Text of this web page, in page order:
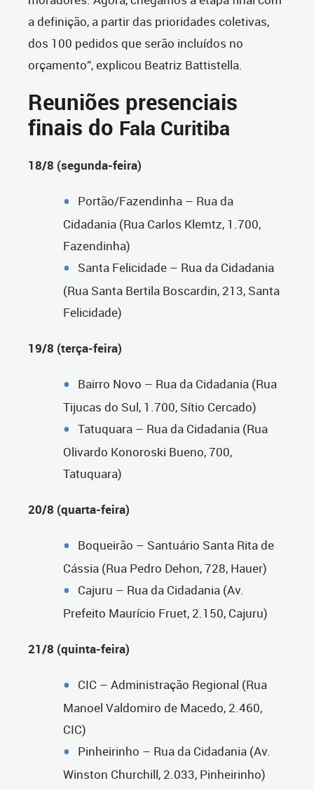
a definição, a partir das prioridades coletivas,
dos 100 pedidos que serão incluídos no
orçamento”, explicou Beatriz Battistella.
Reuniões presenciais
finais do Fala Curitiba
18/8 (segunda-feira)
Portão/Fazendinha – Rua da
Cidadania (Rua Carlos Klemtz, 1.700,
Fazendinha)
Santa Felicidade – Rua da Cidadania
(Rua Santa Bertila Boscardin, 213, Santa
Felicidade)
19/8 (terça-feira)
Bairro Novo – Rua da Cidadania (Rua
Tijucas do Sul, 1.700, Sítio Cercado)
Tatuquara – Rua da Cidadania (Rua
Olivardo Konoroski Bueno, 700,
Tatuquara)
20/8 (quarta-feira)
Boqueirão – Santuário Santa Rita de
Cássia (Rua Pedro Dehon, 728, Hauer)
Cajuru – Rua da Cidadania (Av.
Prefeito Maurício Fruet, 2.150, Cajuru)
21/8 (quinta-feira)
CIC – Administração Regional (Rua
Manoel Valdomiro de Macedo, 2.460,
CIC)
Pinheirinho – Rua da Cidadania (Av.
Winston Churchill, 2.033, Pinheirinho)